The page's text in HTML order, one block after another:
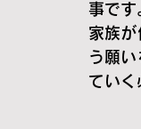
事です
家族
う願
ていく